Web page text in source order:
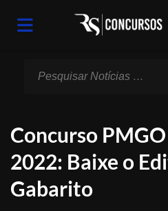
Concurso
2022: Baixe o
Gabarito